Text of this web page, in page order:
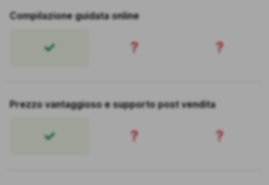
Compilazione guidata online
? ?
Prezzo vantaggioso e supporto post vendita
? ?